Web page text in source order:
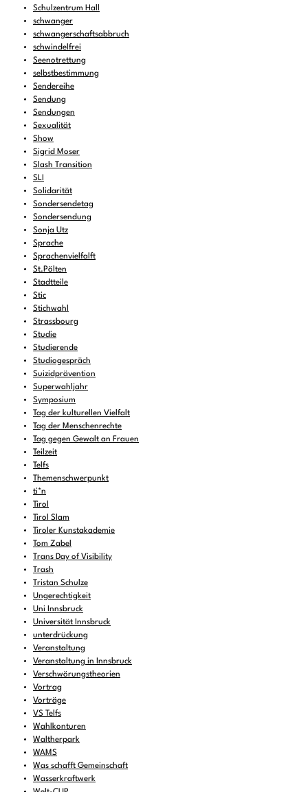
Schulzentrum Hall
schwanger
schwangerschaftsabbruch
schwindelfrei
Seenotrettung
selbstbestimmung
Sendereihe
Sendung
Sendungen
Sexualität
Show
Sigrid Moser
Slash Transition
SLI
Solidarität
Sondersendetag
Sondersendung
Sonja Utz
Sprache
Sprachenvielfalft
St.Pölten
Stadtteile
Stic
Stichwahl
Strassbourg
Studie
Studierende
Studiogespräch
Suizidprävention
Superwahljahr
Symposium
Tag der kulturellen Vielfalt
Tag der Menschenrechte
Tag gegen Gewalt an Frauen
Teilzeit
Telfs
Themenschwerpunkt
ti*n
Tirol
Tirol Slam
Tiroler Kunstakademie
Tom Zabel
Trans Day of Visibility
Trash
Tristan Schulze
Ungerechtigkeit
Uni Innsbruck
Universität Innsbruck
unterdrückung
Veranstaltung
Veranstaltung in Innsbruck
Verschwörungstheorien
Vortrag
Vorträge
VS Telfs
Wahlkonturen
Waltherpark
WAMS
Was schafft Gemeinschaft
Wasserkraftwerk